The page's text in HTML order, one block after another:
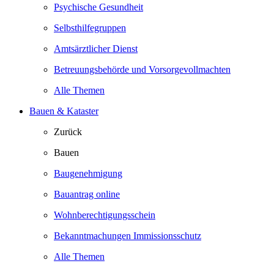
Psychische Gesundheit
Selbsthilfegruppen
Amtsärztlicher Dienst
Betreuungsbehörde und Vorsorgevollmachten
Alle Themen
Bauen & Kataster
Zurück
Bauen
Baugenehmigung
Bauantrag online
Wohnberechtigungsschein
Bekanntmachungen Immissionsschutz
Alle Themen